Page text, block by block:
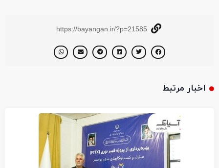
https://bayangan.ir/?p=21585
اخبار مرتبط